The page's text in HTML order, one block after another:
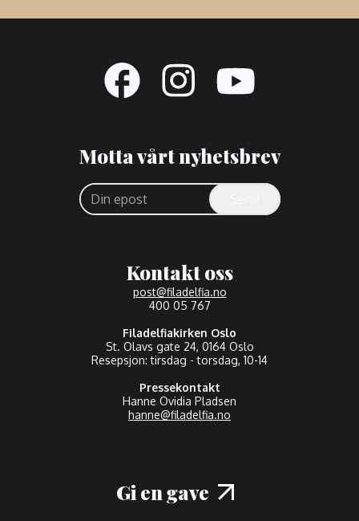
Motta vårt nyhetsbrev
Kontakt oss
post@filadelfia.no
400 05 767
Filadelfiakirken Oslo
St. Olavs gate 24, 0164 Oslo
Resepsjon: tirsdag - torsdag, 10-14
Pressekontakt
Hanne Ovidia Pladsen
hanne@filadelfia.no
Gi en gave